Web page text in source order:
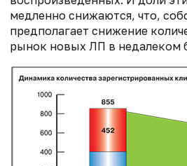
медленно снижаются, что,
предполагает снижение
рынок новых ЛП в недалеком